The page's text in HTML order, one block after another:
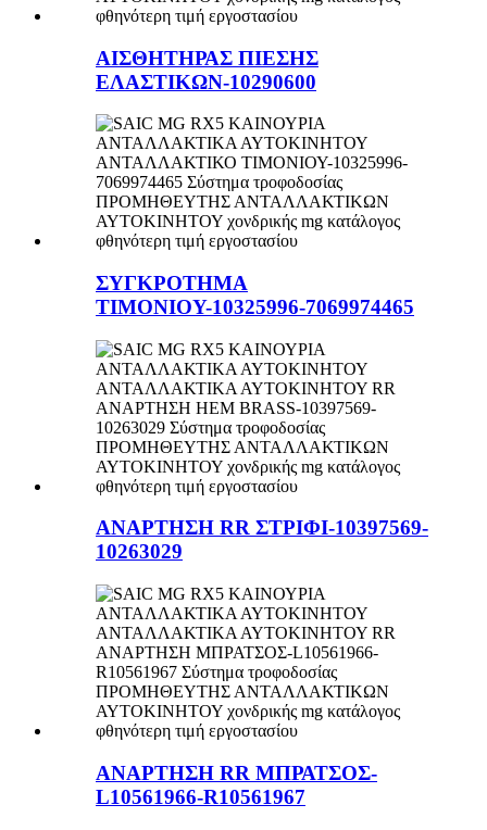
ΑΙΣΘΗΤΗΡΑΣ ΠΙΕΣΗΣ
ΕΛΑΣΤΙΚΩΝ-10290600
ΣΥΓΚΡΟΤΗΜΑ
ΤΙΜΟΝΙΟΥ-10325996-7069974465
ΑΝΑΡΤΗΣΗ RR ΣΤΡΙΦΙ-10397569-
10263029
ΑΝΑΡΤΗΣΗ RR ΜΠΡΑΤΣΟΣ-
L10561966-R10561967